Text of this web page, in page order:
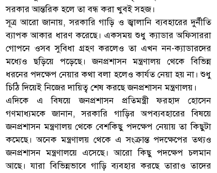
সরকার আন্তরিক হলে তা বন্ধ করা খুবই সহজ।
সূত্র আরো জানায়, সরকারি গাড়ি ও জ্বালানি ব্যবহারের দুর্নীতি
ব্যাপক আকার ধারণ করেছে। একসময় শুধু ক্যাডার অফিসাররা
গোপনে ওসব সুবিধা গ্রহণ করলেও তা এখন নন-ক্যাডারদের
মধ্যেও ছড়িয়ে পড়েছে। জনপ্রশাসন মন্ত্রণালয় থেকে বিভিন্ন
ধরনের পদক্ষেপ নেয়ার কথা বলা হলেও কার্যত নেয়া হয় না। শুধু
চিঠি দিয়েই নিজের দায়িত্ব শেষ করছে জনপ্রশাসন মন্ত্রণালয়।
এদিকে এ বিষয়ে জনপ্রশাসন প্রতিমন্ত্রী ফরহাদ হোসেন
গণমাধ্যমকে জানান, সরকারি গাড়ির অপব্যবহারের বিষয়ে
জনপ্রশাসন মন্ত্রণালয় থেকে বেশকিছু পদক্ষেপ নেয়ায় তা কিছুটা
কমেছে। অনেক মন্ত্রণালয় থেকে এ সংক্রান্ত পদক্ষেপের তথ্যও
জনপ্রশাসন মন্ত্রণালয়ে এসেছে। আরো কিছু পদক্ষেপ চলমান
আছে। যারা বিভিন্নভাবে গাড়ি ব্যবহার করছে তারাও তাদের